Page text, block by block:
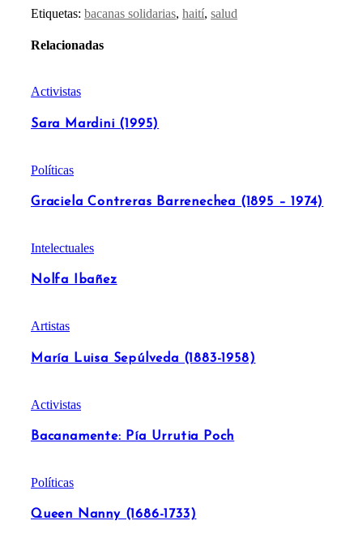
Etiquetas: bacanas solidarias, haití, salud
Relacionadas
Activistas
Sara Mardini (1995)
Políticas
Graciela Contreras Barrenechea (1895 – 1974)
Intelectuales
Nolfa Ibañez
Artistas
María Luisa Sepúlveda (1883-1958)
Activistas
Bacanamente: Pía Urrutia Poch
Políticas
Queen Nanny (1686-1733)